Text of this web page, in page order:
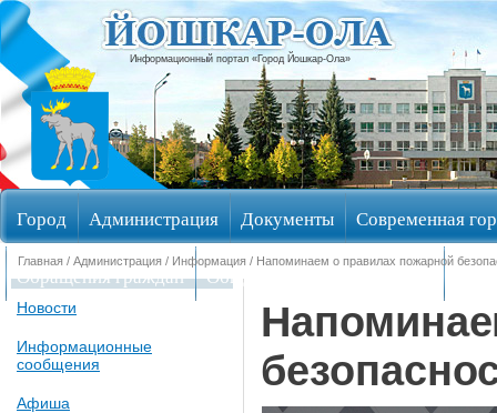
Информационный портал «Город Йошкар-Ола»
Город Администрация Документы Современная
Обращения граждан Общественные обсуждения
Главная / Администрация / Информация / Напоминаем о правилах пожарной
Новости
Информационные
сообщения
Афиша